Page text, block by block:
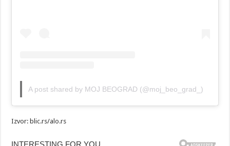
A post shared by MOJ BEOGRAD (@moj_beo_grad_)
Izvor: blic.rs/alo.rs